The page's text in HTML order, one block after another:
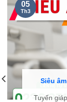
Siêu
Tuyến
05
Th3